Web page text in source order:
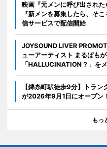
映画『元メンに呼び出された
『新メンを募集したら、そ
信サービスで配信開始
JOYSOUND LIVER
ューアーティスト まるぱも
「HALLUCINATION？」を
【錦糸町駅徒歩9分】トラン
が2026年9月1日にオープン！
もっ